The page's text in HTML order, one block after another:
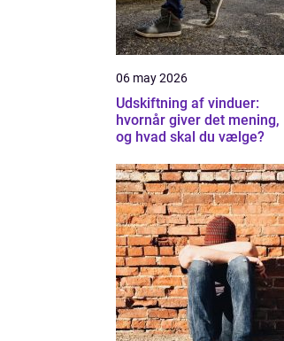
06 may 2026
Udskiftning af vinduer:
hvornår giver det mening,
og hvad skal du vælge?